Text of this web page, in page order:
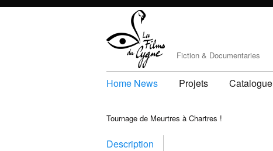
Fiction & Documentaries
Home News Projets Catalogue
Tournage de Meurtres à Chartres !
Description